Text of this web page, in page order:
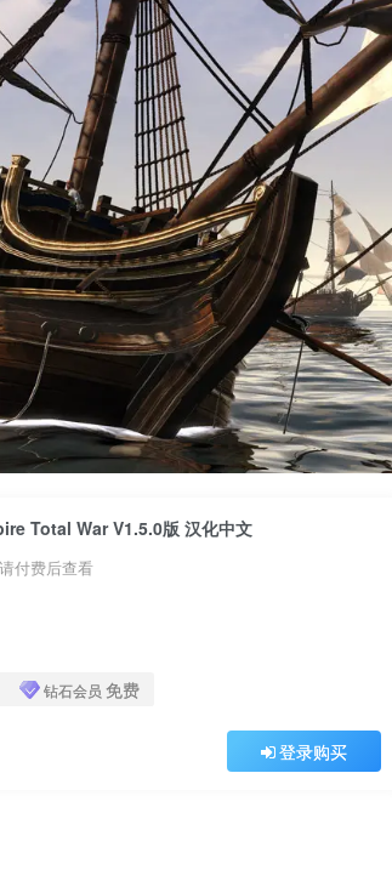
Total War V1.5.0版 汉化中文
付费后查看
钻石会员 免费
登录购买